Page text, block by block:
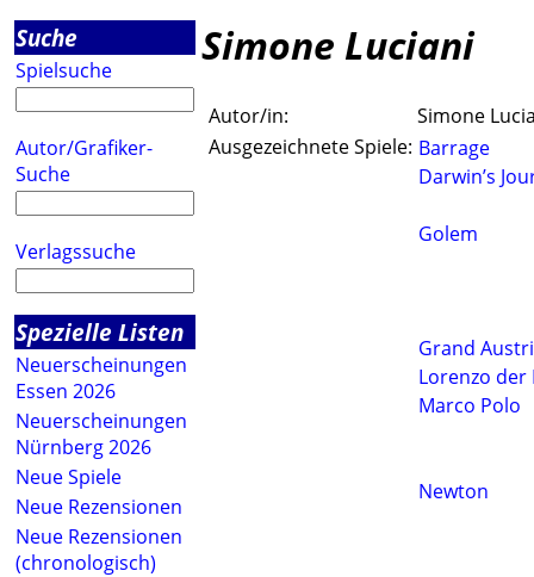
Suche
Spielsuche
Autor/Grafiker-
Suche
Verlagssuche
Spezielle Listen
Neuerscheinungen
Essen 2026
Neuerscheinungen
Nürnberg 2026
Neue Spiele
Neue Rezensionen
Neue Rezensionen
(chronologisch)
Simone Luciani
Autor/in:
Simone
Ausgezeichnete Spiele: Barrage
Darwin’s
Golem
Grand
Lorenzo der
Marco Polo
Newton